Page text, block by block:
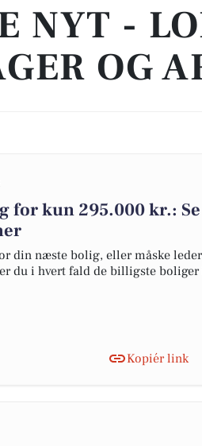
NYT -
OG
for kun 295.000 kr.:
din næste bolig, eller måske
du i hvert fald de billigste boliger
Kopiér link